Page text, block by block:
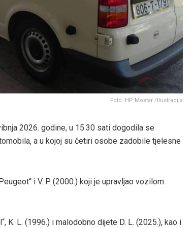
Foto: HP Mostar /Ilustracija
2026. godine, u 15:30 sati dogodila se
a u kojoj su četiri osobe zadobile tjelesne
i V. P. (2000.) koji je upravljao vozilom
L. (1996.) i malodobno dijete D. L. (2025.), kao i